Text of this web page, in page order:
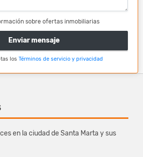
sobre ofertas inmobiliarias
Enviar mensaje
los Términos de servicio y privacidad
en la ciudad de Santa Marta y sus